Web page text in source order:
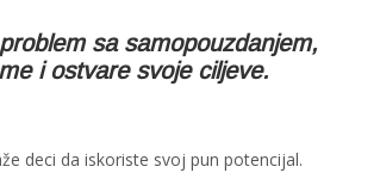
sa samopouzdanjem,
i ostvare svoje ciljeve.
deci da iskoriste svoj pun potencijal.